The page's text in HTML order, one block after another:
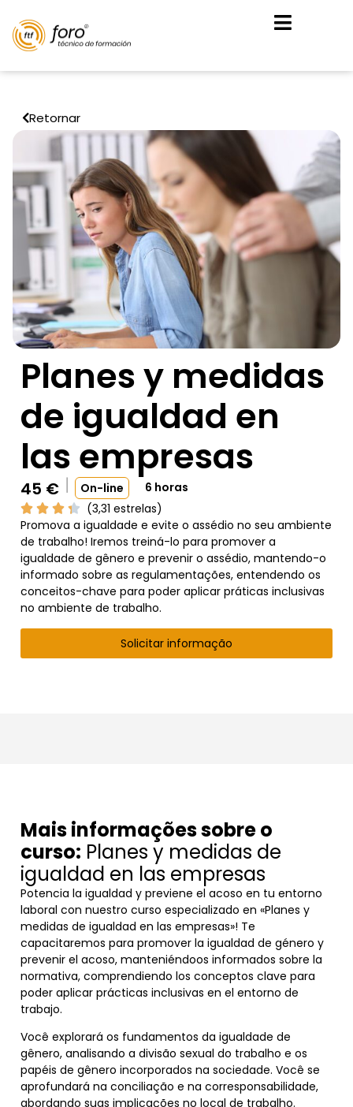
Retornar
Planes y medidas
de igualdad en
las empresas
45 € On-line
6 horas
(3,31 estrelas)
Promova a igualdade e evite o assédio no seu ambiente
de trabalho! Iremos treiná-lo para promover a
igualdade de gênero e prevenir o assédio, mantendo-o
informado sobre as regulamentações, entendendo os
conceitos-chave para poder aplicar práticas inclusivas
no ambiente de trabalho.
Solicitar informação
Mais informações sobre o
curso: Planes y medidas de
igualdad en las empresas
Potencia la igualdad y previene el acoso en tu entorno
laboral con nuestro curso especializado en «Planes y
medidas de igualdad en las empresas»! Te
capacitaremos para promover la igualdad de género y
prevenir el acoso, manteniéndoos informados sobre la
normativa, comprendiendo los conceptos clave para
poder aplicar prácticas inclusivas en el entorno de
trabajo.
Você explorará os fundamentos da igualdade de
gênero, analisando a divisão sexual do trabalho e os
papéis de gênero incorporados na sociedade. Você se
aprofundará na conciliação e na corresponsabilidade,
abordando suas implicações no local de trabalho.